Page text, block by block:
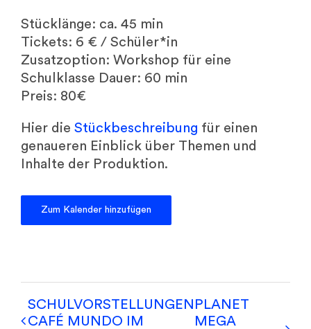
Stücklänge: ca. 45 min
Tickets: 6 € / Schüler*in
Zusatzoption: Workshop für eine
Schulklasse Dauer: 60 min
Preis: 80€
Hier die Stückbeschreibung für einen
genaueren Einblick über Themen und
Inhalte der Produktion.
Zum Kalender hinzufügen
SCHULVORSTELLUNGEN
CAFÉ MUNDO IM
PLANET
MEGA